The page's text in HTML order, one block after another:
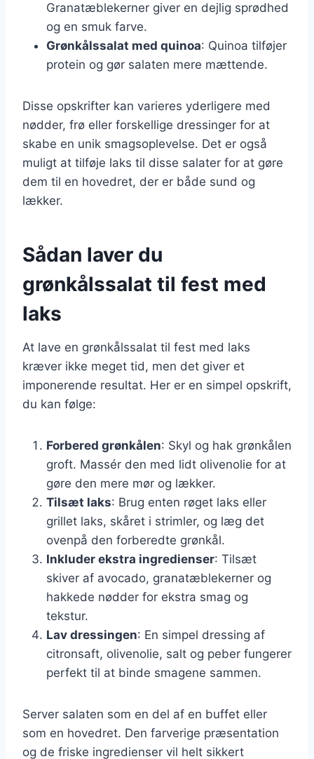
Granatæblekerner giver en dejlig sprødhed
og en smuk farve.
Grønkålssalat med quinoa: Quinoa tilføjer
protein og gør salaten mere mættende.
Disse opskrifter kan varieres yderligere med
nødder, frø eller forskellige dressinger for at
skabe en unik smagsoplevelse. Det er også
muligt at tilføje laks til disse salater for at gøre
dem til en hovedret, der er både sund og
lækker.
Sådan laver du
grønkålssalat til fest med
laks
At lave en grønkålssalat til fest med laks
kræver ikke meget tid, men det giver et
imponerende resultat. Her er en simpel opskrift,
du kan følge:
Forbered grønkålen: Skyl og hak grønkålen
groft. Massér den med lidt olivenolie for at
gøre den mere mør og lækker.
Tilsæt laks: Brug enten røget laks eller
grillet laks, skåret i strimler, og læg det
ovenpå den forberedte grønkål.
Inkluder ekstra ingredienser: Tilsæt
skiver af avocado, granatæblekerner og
hakkede nødder for ekstra smag og
tekstur.
Lav dressingen: En simpel dressing af
citronsaft, olivenolie, salt og peber fungerer
perfekt til at binde smagene sammen.
Server salaten som en del af en buffet eller
som en hovedret. Den farverige præsentation
og de friske ingredienser vil helt sikkert